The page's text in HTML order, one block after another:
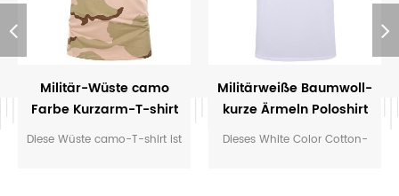
Militär-Wüste camo
Farbe Kurzarm-T-shirt
Diese Wüste camo-T-shirt ist
Militärweiße Baumwoll-
kurze Ärmeln Poloshirt
Dieses White Color Cotton-